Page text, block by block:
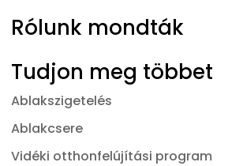
Rólunk mondták
Tudjon meg többet
Ablakszigetelés
Ablakcsere
Vidéki otthonfelújítási program